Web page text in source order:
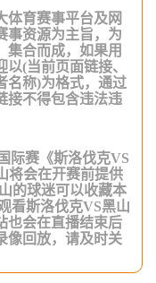
体育赛事平台及网
事资源为主旨，为
集合而成，如果用
(当前页面链接、
名称)为格式，通过
接不得包含违法违
际赛《斯洛伐克VS
将会在开赛前提供
的球迷可以收藏本
看斯洛伐克VS黑山
也会在直播结束后
像回放，请及时关